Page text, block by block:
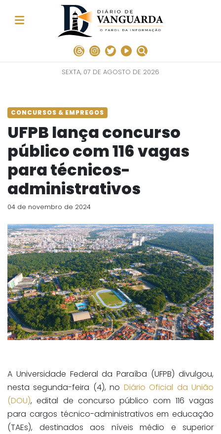
SEXTA, 07 DE AGOSTO DE 2026
CONCURSOS & EMPREGOS
UFPB lança concurso
público com 116 vagas
para técnicos-
administrativos
04 de novembro de 2024
A Universidade Federal da Paraíba (UFPB) divulgou,
nesta segunda-feira (4), no Diário Oficial da União
(DOU), edital de concurso público com 116 vagas
para cargos técnico-administrativos em educação
(TAEs), destinados aos níveis médio e superior